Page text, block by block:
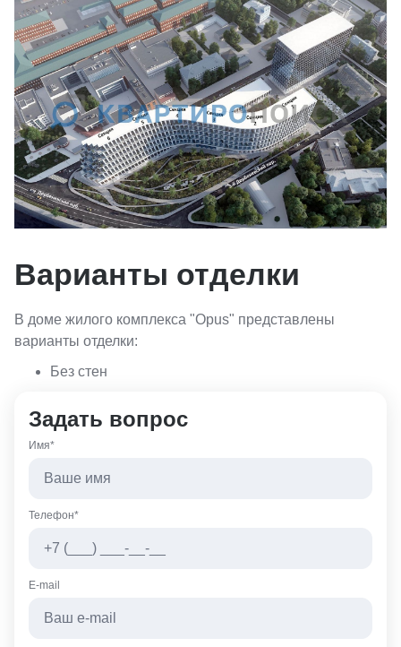
Варианты отделки
В доме жилого комплекса "Opus" представлены
варианты отделки:
Без стен
Задать вопрос
Имя*
Телефон*
E-mail